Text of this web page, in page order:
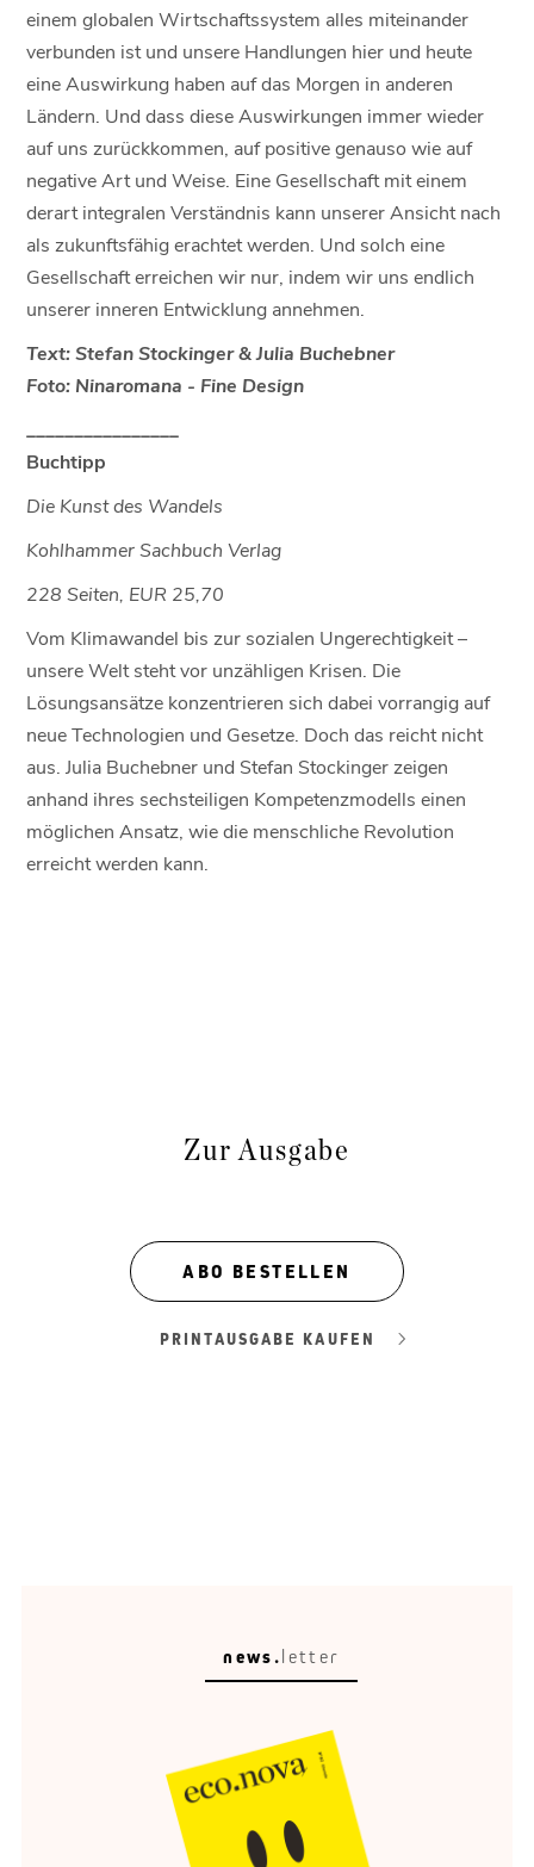
einem globalen Wirtschaftssystem alles miteinander
verbunden ist und unsere Handlungen hier und heute
eine Auswirkung haben auf das Morgen in anderen
Ländern. Und dass diese Auswirkungen immer wieder
auf uns zurückkommen, auf positive genauso wie auf
negative Art und Weise. Eine Gesellschaft mit einem
derart integralen Verständnis kann unserer Ansicht nach
als zukunftsfähig erachtet werden. Und solch eine
Gesellschaft erreichen wir nur, indem wir uns endlich
unserer inneren Entwicklung annehmen.
Text: Stefan Stockinger & Julia Buchebner
Foto: Ninaromana - Fine Design
Buchtipp
Die Kunst des Wandels
Kohlhammer Sachbuch Verlag
228 Seiten, EUR 25,70
Vom Klimawandel bis zur sozialen Ungerechtigkeit –
unsere Welt steht vor unzähligen Krisen. Die
Lösungsansätze konzentrieren sich dabei vorrangig auf
neue Technologien und Gesetze. Doch das reicht nicht
aus. Julia Buchebner und Stefan Stockinger zeigen
anhand ihres sechsteiligen Kompetenzmodells einen
möglichen Ansatz, wie die menschliche Revolution
erreicht werden kann.
Zur Ausgabe
ABO BESTELLEN
PRINTAUSGABE KAUFEN
news.letter